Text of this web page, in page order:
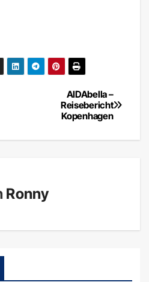
AIDAbella –
Reisebericht
Kopenhagen
Ronny